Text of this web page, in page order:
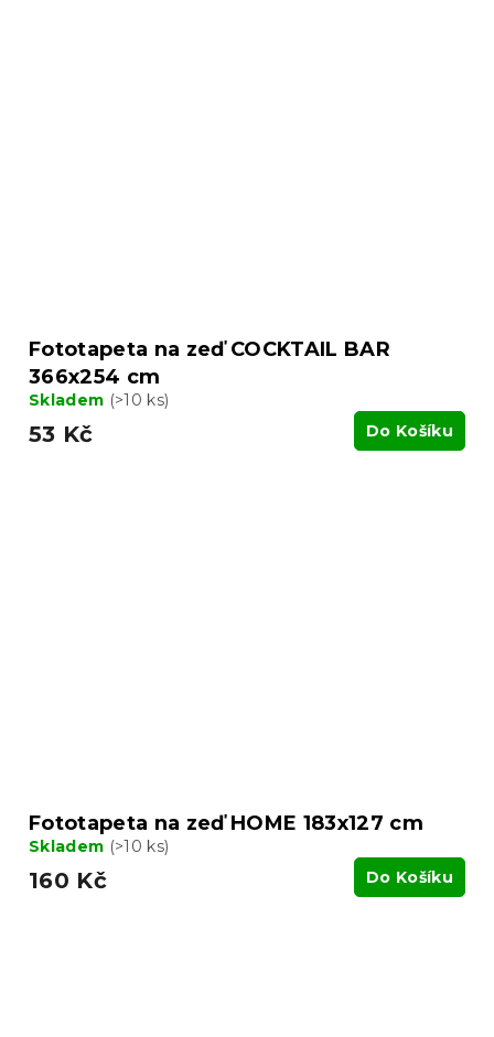
Fototapeta na zeď COCKTAIL BAR
366x254 cm
Skladem (>10 ks)
53 Kč Do Košíku
Fototapeta na zeď HOME 183x127 cm
Skladem (>10 ks)
160 Kč Do Košíku